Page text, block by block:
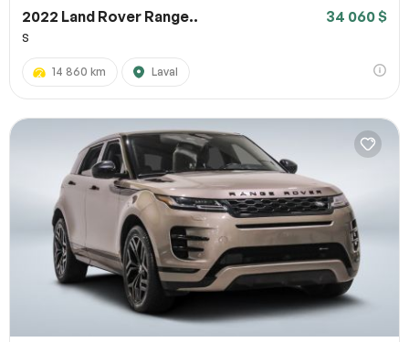
2022 Land Rover Range.. 34 060 $
S
14 860 km Laval